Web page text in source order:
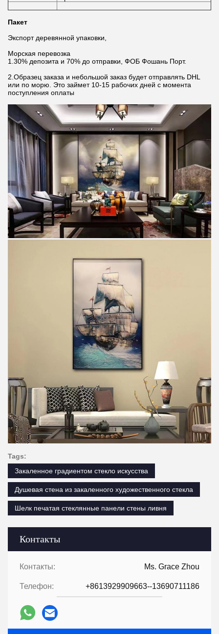
Контакты
Контакты: Ms. Grace Zhou
Телефон: +8613929909663--13690711186
Пакет
Экспорт деревянной упаковки,
Морская перевозка
1.30% депозита и 70% до отправки, ФОБ Фошань Порт.
2.Образец заказа и небольшой заказ будет отправлять DHL
или по морю. Это займет 10-15 рабочих дней с момента
поступления оплаты
Tags:
Закаленное градиентом стекло искусства
Душевая стена из закаленного художественного стекла
Шелк печатая стеклянные панели стены ливня